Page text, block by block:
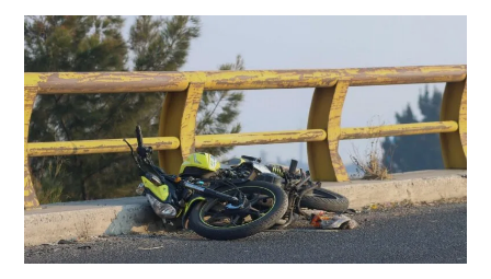
de
arranque
investiga
como
homicidio
culposo
la
muerte
de
motociclista
en
Iztapalapa